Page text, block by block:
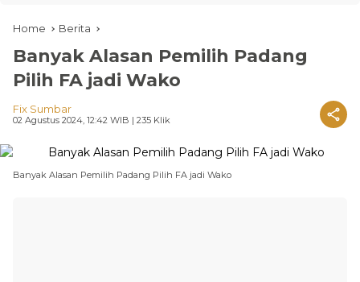
Home Berita
Banyak Alasan Pemilih Padang
Pilih FA jadi Wako
Fix Sumbar
02 Agustus 2024, 12:42 WIB | 235 Klik
Banyak Alasan Pemilih Padang Pilih FA jadi Wako